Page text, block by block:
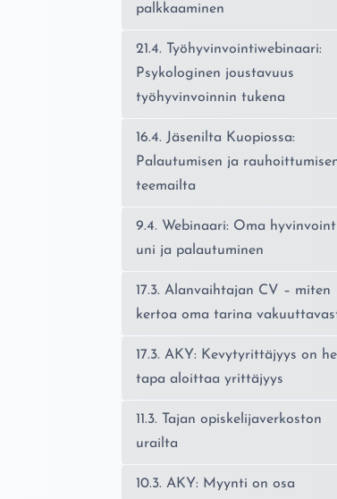
palkkaaminen
21.4. Työhyvinvointiwebinaari:
Psykologinen joustavuus
työhyvinvoinnin tukena
16.4. Jäsenilta Kuopiossa:
Palautumisen ja
teemailta
9.4. Webinaari: Oma
uni ja palautuminen
17.3. Alanvaihtajan CV – miten
kertoa oma tarina
17.3. AKY: Kevytyrittäjyys on
tapa aloittaa yrittäjyys
11.3. Tajan opiskelijaverkoston
urailta
10.3. AKY: Myynti on osa